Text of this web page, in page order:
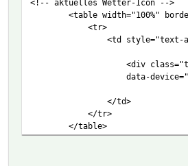
<!-- aktuelles Wetter-Icon -->
<table width="100%"
<tr>
<td style="text-
<div
data-
</td>
</tr>
</table>